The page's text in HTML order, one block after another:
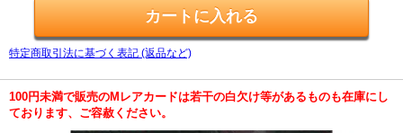
特定商取引法に基づく表記 (返品など)
100円未満で販売のMレアカードは若干の白欠け等があるものも在庫にし
ております、ご容赦ください。